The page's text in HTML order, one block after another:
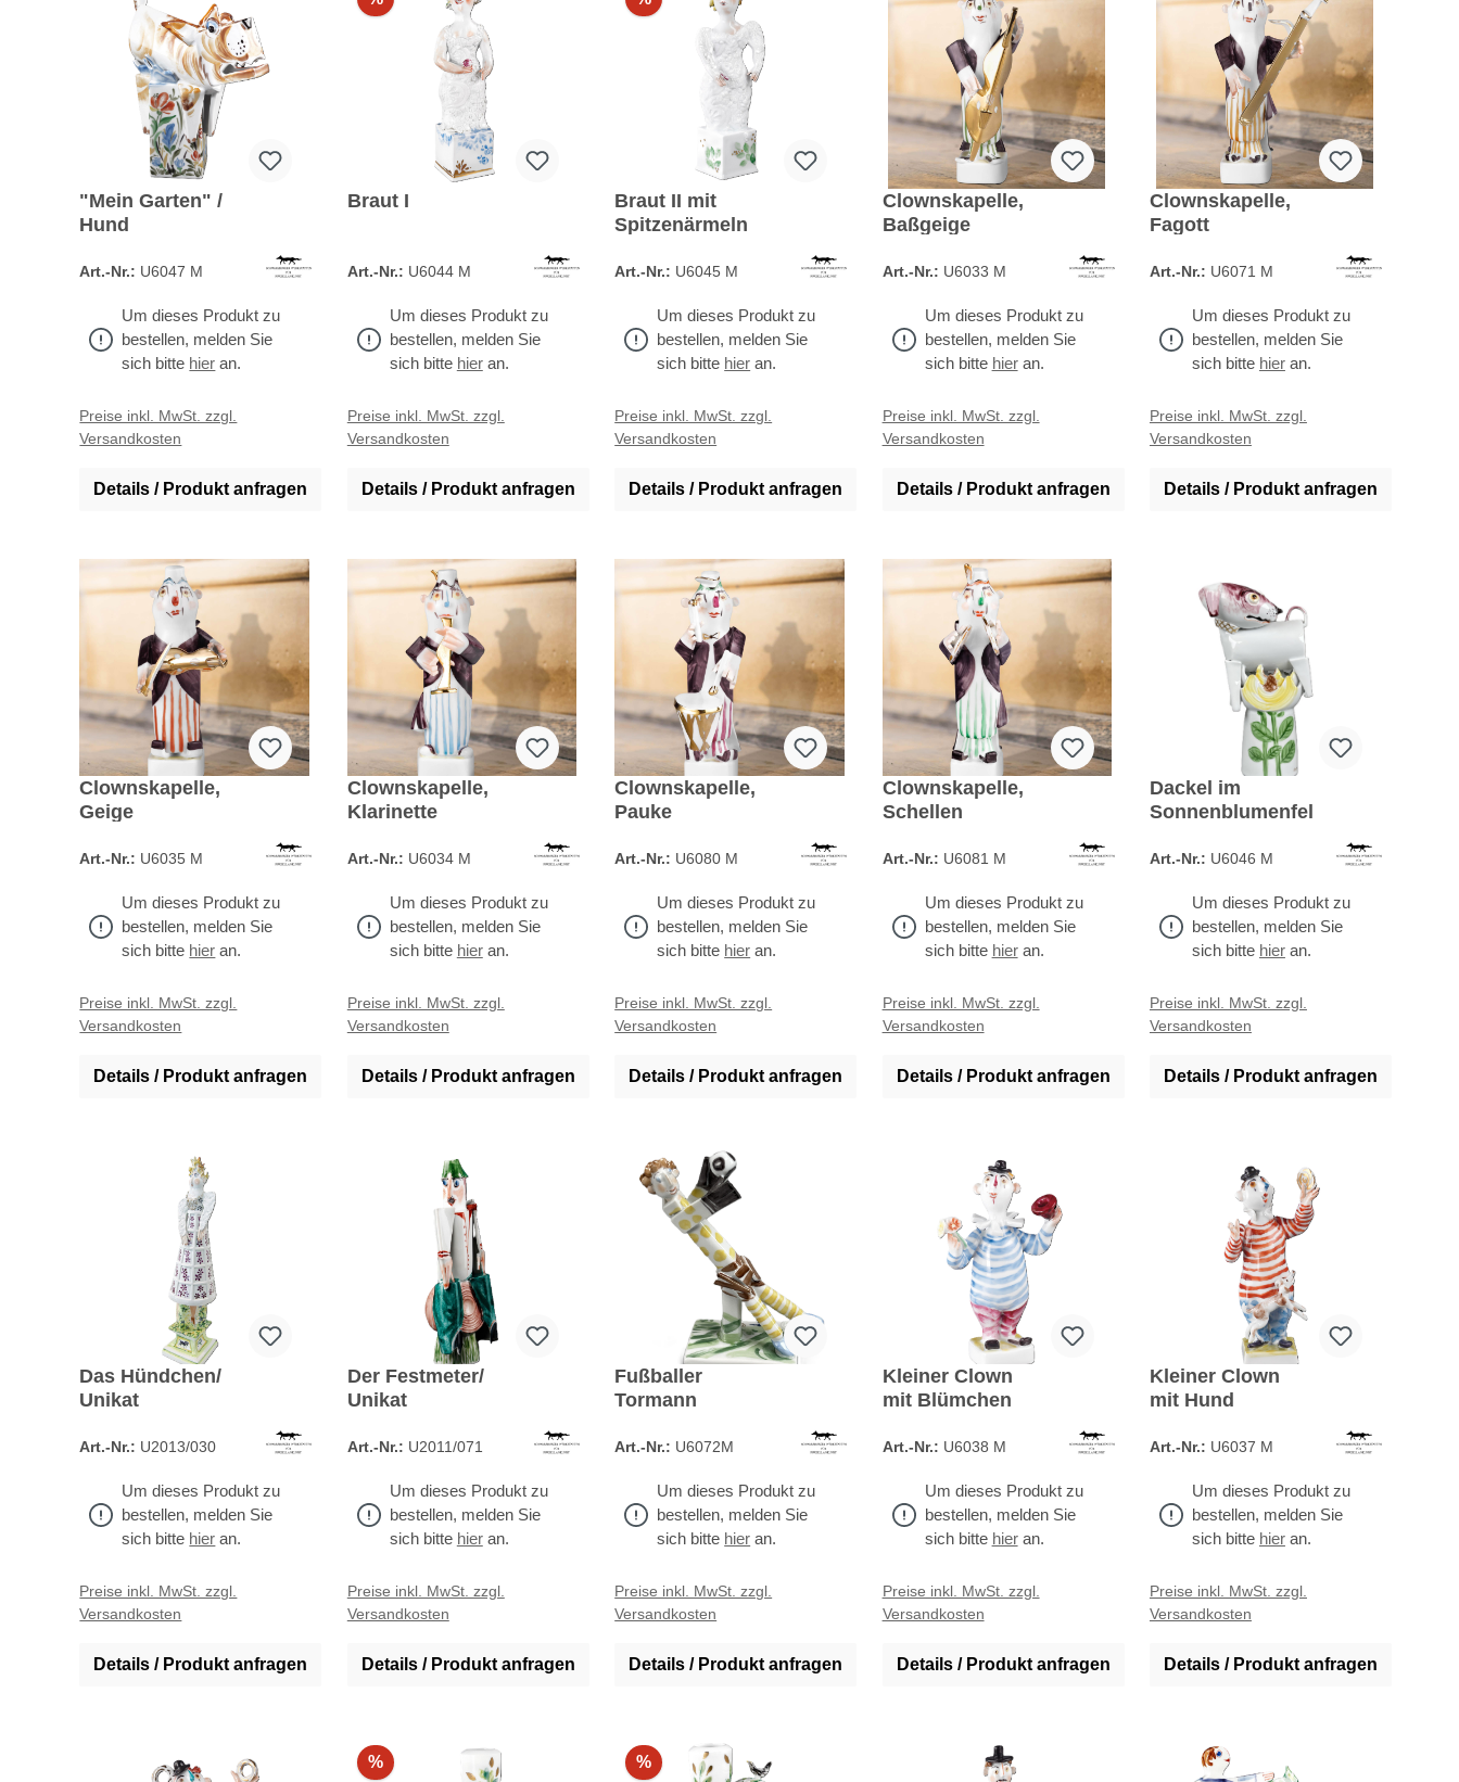
"Mein Garten" /
Hund
Art.-Nr.: U6047 M
Um dieses Produkt zu
bestellen, melden Sie
sich bitte hier an.
Preise inkl. MwSt. zzgl.
Versandkosten
Details / Produkt anfragen
Braut I
Art.-Nr.: U6044 M
Um dieses Produkt zu
bestellen, melden Sie
sich bitte hieran.
Preise inkl. MwSt. zzgl.
Versandkosten
Details / Produkt anfragen
Braut II mit
Spitzenärmeln
Art.-Nr.: U6045 M
Um dieses Produkt zu
bestellen, melden Sie
sich bitte hier an.
Preise inkl. MwSt. zzgl.
Versandkosten
Details / Produkt anfragen
Clownskapelle,
Baßgeige
Art.-Nr.: U6033 M
Um dieses Produkt zu
bestellen, melden Sie
sich bitte hieran.
Preise inkl. MwSt. zzgl.
Versandkosten
Details / Produkt anfragen
Clownskapelle,
Fagott
Art.-Nr.: U6071 M
Um dieses Produkt zu
bestellen, melden Sie
sich bitte hieran.
Preise inkl. MwSt. zzgl.
Versandkosten
Details / Produkt anfragen
Clownskapelle,
Geige
Art.-Nr.: U6035 M
Um dieses Produkt zu
bestellen, melden Sie
sich bitte hier an.
Preise inkl. MwSt. zzgl.
Versandkosten
Details / Produkt anfragen
Clownskapelle,
Klarinette
Art.-Nr.: U6034 M
Um dieses Produkt zu
bestellen, melden Sie
sich bitte hieran.
Preise inkl. MwSt. zzgl.
Versandkosten
Details / Produkt anfragen
Clownskapelle,
Pauke
Art.-Nr.: U6080 M
Um dieses Produkt zu
bestellen, melden Sie
sich bitte hier an.
Preise inkl. MwSt. zzgl.
Versandkosten
Details / Produkt anfragen
Clownskapelle,
Schellen
Art.-Nr.: U6081 M
Um dieses Produkt zu
bestellen, melden Sie
sich bitte hieran.
Preise inkl. MwSt. zzgl.
Versandkosten
Details / Produkt anfragen
Dackel im
Sonnenblumenfel
Art.-Nr.: U6046 M
Um dieses Produkt zu
bestellen, melden Sie
sich bitte hieran.
Preise inkl. MwSt. zzgl.
Versandkosten
Details / Produkt anfragen
Das Hündchen/
Unikat
Art.-Nr.: U2013/030
Um dieses Produkt zu
bestellen, melden Sie
sich bitte hier an.
Preise inkl. MwSt. zzgl.
Versandkosten
Details / Produkt anfragen
Der Festmeter/
Unikat
Art.-Nr.: U2011/071
Um dieses Produkt zu
bestellen, melden Sie
sich bitte hieran.
Preise inkl. MwSt. zzgl.
Versandkosten
Details / Produkt anfragen
Fußballer
Tormann
Art.-Nr.: U6072M
Um dieses Produkt zu
bestellen, melden Sie
sich bitte hier an.
Preise inkl. MwSt. zzgl.
Versandkosten
Details / Produkt anfragen
Kleiner Clown
mit Blümchen
Art.-Nr.: U6038 M
Um dieses Produkt zu
bestellen, melden Sie
sich bitte hieran.
Preise inkl. MwSt. zzgl.
Versandkosten
Details / Produkt anfragen
Kleiner Clown
mit Hund
Art.-Nr.: U6037 M
Um dieses Produkt zu
bestellen, melden Sie
sich bitte hieran.
Preise inkl. MwSt. zzgl.
Versandkosten
Details / Produkt anfragen
% %